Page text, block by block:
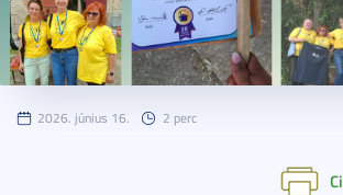
2026. június 16. 2 perc